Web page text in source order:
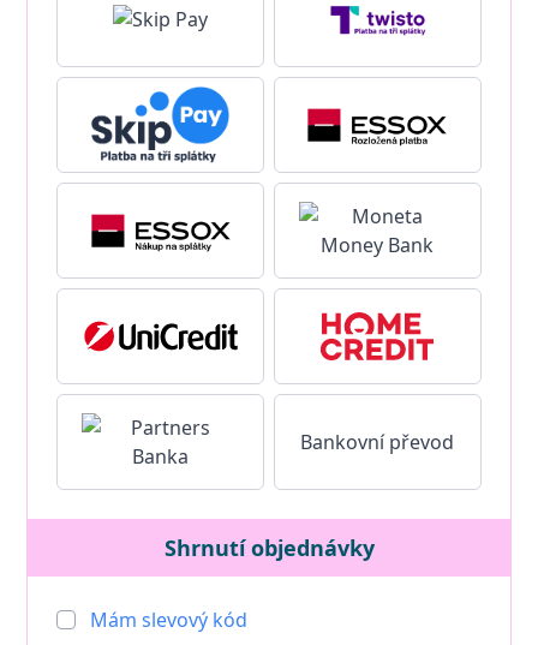
Bankovní převod
Shrnutí objednávky
Mám slevový kód